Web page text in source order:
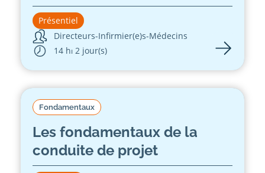
Présentiel
Directeurs-Infirmier(e)s-Médecins
14 h⏐ 2 jour(s)
Fondamentaux
Les fondamentaux de la
conduite de projet